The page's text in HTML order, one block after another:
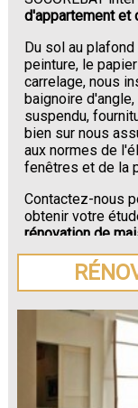
d'appartement et
Du sol au
peinture, le
carrelage, nous
baignoire
suspendu,
bien sur nous
aux normes de
fenêtres et de la
Contactez-nous
obtenir votre
rénovation de
de-Calais.